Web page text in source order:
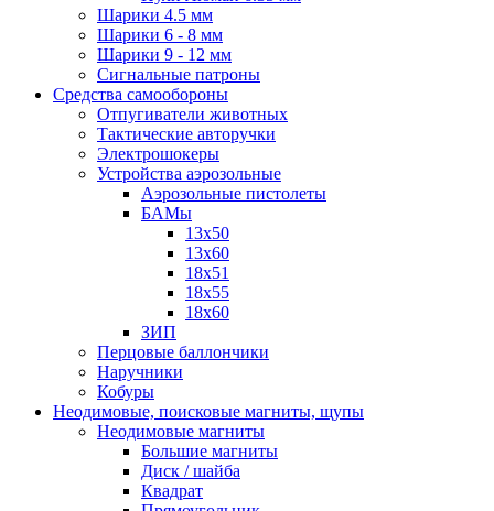
Шарики 4.5 мм
Шарики 6 - 8 мм
Шарики 9 - 12 мм
Сигнальные патроны
Средства самообороны
Отпугиватели животных
Тактические авторучки
Электрошокеры
Устройства аэрозольные
Аэрозольные пистолеты
БАМы
13х50
13х60
18х51
18х55
18х60
ЗИП
Перцовые баллончики
Наручники
Кобуры
Неодимовые, поисковые магниты, щупы
Неодимовые магниты
Большие магниты
Диск / шайба
Квадрат